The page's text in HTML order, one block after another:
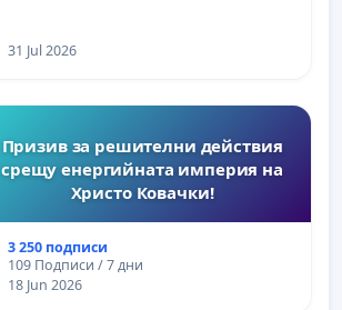
31 Jul 2026
Призив за решителни действия
срещу енергийната империя на
Христо Ковачки!
3 250 подписи
109 Подписи / 7 дни
18 Jun 2026